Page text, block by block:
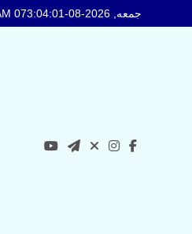
جمعه, 2026-08-07 3:04:03 AM